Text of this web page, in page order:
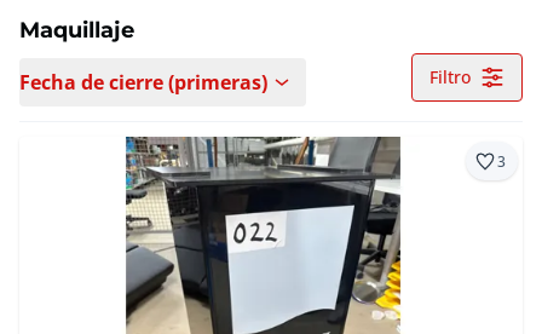
Maquillaje
Fecha de cierre (primeras) Filtro
3